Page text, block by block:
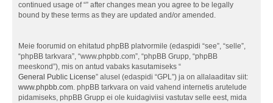
continued usage of “” after changes mean you agree to be legally
bound by these terms as they are updated and/or amended.
Meie foorumid on ehitatud phpBB platvormile (edaspidi “see”, “selle”,
“phpBB tarkvara”, “www.phpbb.com”, “phpBB Grupp, “phpBB
meeskond”), mis on antud vabaks kasutamiseks “
General Public License” alusel (edaspidi “GPL”) ja on allalaaditav siit:
www.phpbb.com. phpBB tarkvara on vaid vahend internetis arutelude
pidamiseks, phpBB Grupp ei ole kuidagiviisi vastutav selle eest, mida